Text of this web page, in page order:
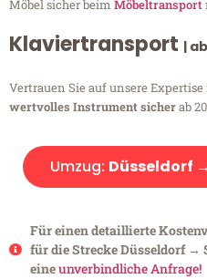
Möbel sicher beim Möbeltransport
Klaviertransport |
Vertrauen Sie auf unsere Expertise
wertvolles Instrument sicherab
Umzug: Düsseldorf
Für einen detaillierte
für die Strecke Düsseldorf →
eineunverbindliche Anfrage!